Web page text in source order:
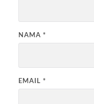
NAMA *
EMAIL *